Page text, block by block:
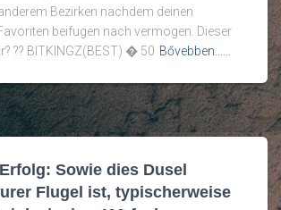
Bezirken nachdem deinen
beifugen nach vermogen. Dieser
?? BITKINGZ(BEST) � 50 Bővebben...…
Sowie dies Dusel
Flugel ist, typischerweise